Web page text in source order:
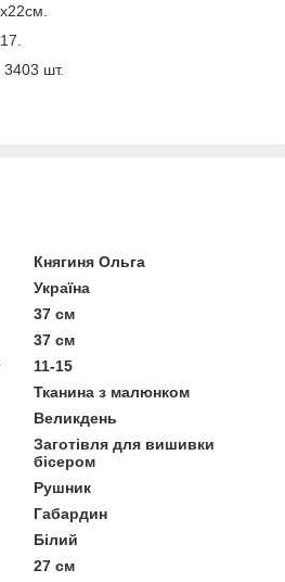
3403 шт.
Княгиня Ольга
Україна
37 см
37 см
11-15
Тканина з малюнком
Великдень
Заготівля для вишивки
бісером
Рушник
Габардин
Білий
27 см